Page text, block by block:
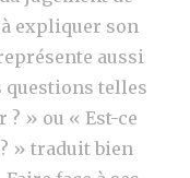
expliquer son
aussi
questions telles
» ou « Est-ce
» traduit bien